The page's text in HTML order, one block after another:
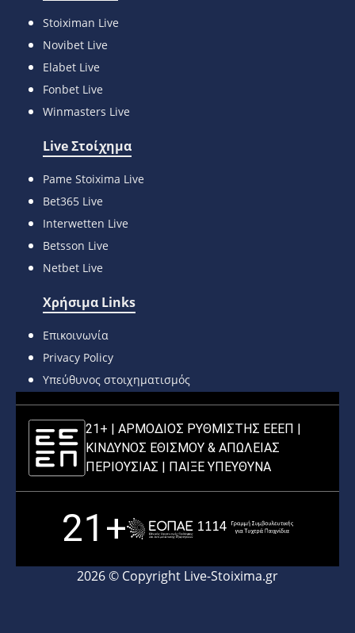
Stoiximan Live
Novibet Live
Elabet Live
Fonbet Live
Winmasters Live
Live Στοίχημα
Pame Stoixima Live
Bet365 Live
Interwetten Live
Betsson Live
Netbet Live
Χρήσιμα Links
Επικοινωνία
Privacy Policy
Υπεύθυνος στοιχηματισμός
21+ | ΑΡΜΟΔΙΟΣ ΡΥΘΜΙΣΤΗΣ ΕΕΕΠ |
ΚΙΝΔΥΝΟΣ ΕΘΙΣΜΟΥ & ΑΠΩΛΕΙΑΣ
ΠΕΡΙΟΥΣΙΑΣ |
ΠΑΙΞΕ ΥΠΕΥΘΥΝΑ
21+
2026 © Copyright Live-Stoixima.gr